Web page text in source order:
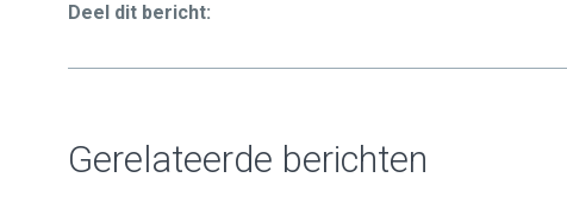
Deel dit bericht:
Gerelateerde berichten